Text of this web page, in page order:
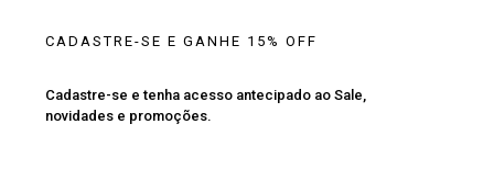
CADASTRE-SE E GANHE 15% OFF
Cadastre-se e tenha acesso antecipado ao Sale,
novidades e promoções.